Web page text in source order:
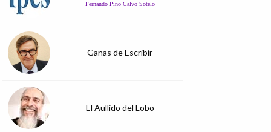
Fernando Pino Calvo Sotelo
Ganas de Escribir
El Aullido del Lobo